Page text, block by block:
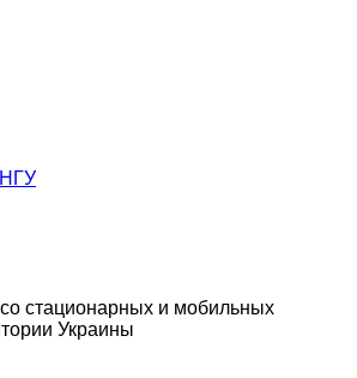
стационарных и мобильных
Украины